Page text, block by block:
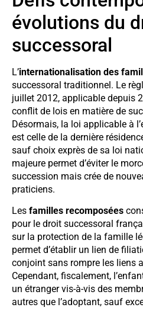
évolutions du
successoral
L’internationalisation des
successoral traditionnel. Le
juillet 2012, applicable depuis
conflit de lois en matière de
Désormais, la loi applicable à
est celle de la dernière
sauf choix exprès de sa loi
majeure permet d’éviter le
succession mais crée de
praticiens.
Les familles recomposées
pour le droit successoral
sur la protection de la famille
permet d’établir un lien de
conjoint sans rompre les liens
Cependant, fiscalement,
un étranger vis-à-vis des
autres que l’adoptant, sauf